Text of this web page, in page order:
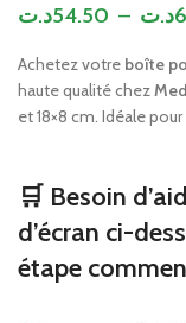
54.50د.ت – د.ت
Achetez votre boîte
haute qualité chez
et 18×8 cm. Idéale
🛒 Besoin
d’écran ci-
étape